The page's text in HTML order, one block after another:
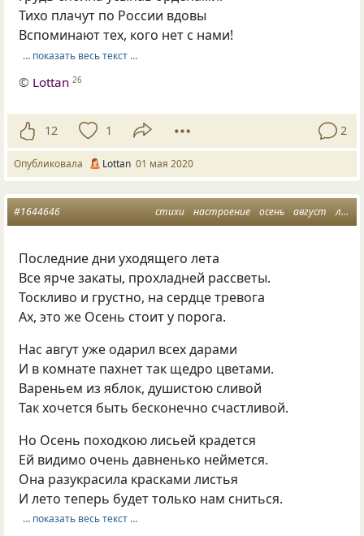
Тихо плачут по России вдовы
Вспоминают тех, кого нет с нами!
… показать весь текст …
© Lottan 26
12 1 2
Опубликовала Lottan 01 мая 2020
стихи настроение осень август лето прощай
#1644646
Последние дни уходящего лета
Все ярче закаты, прохладней рассветы.
Тоскливо и грустно, на сердце тревога
Ах, это же Осень стоит у порога.
Нас авгут уже одарил всех дарами
И в комнате пахнет так щедро цветами.
Вареньем из яблок, душистою сливой
Так хочется быть бесконечно счастливой.
Но Осень походкою лисьей крадется
Ей видимо очень давненько неймется.
Она разукрасила красками листья
И лето теперь будет только нам сниться.
… показать весь текст …